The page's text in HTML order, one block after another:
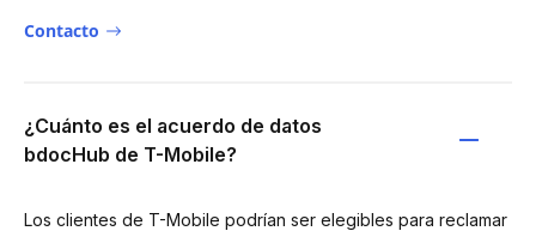
Contacto
¿Cuánto es el acuerdo de datos
bdocHub de T-Mobile?
Los clientes de T-Mobile podrían ser elegibles para reclamar